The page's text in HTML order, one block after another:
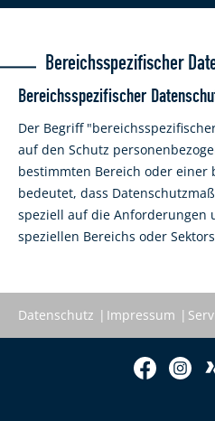
Bereichsspezifischer
Bereichsspezifischer
Der Begriff
auf den Schutz
bestimmten Bereich oder einer
bedeutet, dass
speziell auf die Anforderungen
speziellen Bereichs oder
Datenschutz Impressum